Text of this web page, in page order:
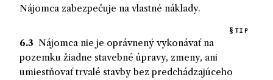
Nájomca zabezpečuje na vlastné náklady.
TIP
6.3 Nájomca nie je oprávnený vykonávať na
pozemku žiadne stavebné úpravy, zmeny, ani
umiestňovať trvalé stavby bez predchádzajúceho